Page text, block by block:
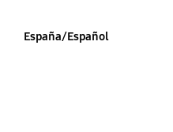
España/Español